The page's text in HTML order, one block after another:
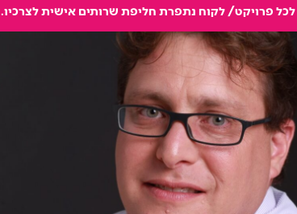
פרויקט/ לקוח נתפרת חליפת שרותים אישית לצרכיו.